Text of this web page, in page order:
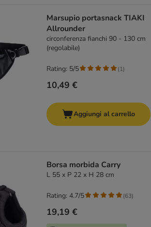
Marsupio portasnack TIAKI
Allrounder
circonferenza fianchi 90 - 130 cm
(regolabile)
10,49 €
Rating: 5/5 (1)
Aggiungi al carrello
Borsa morbida Carry
L 55 x P 22 x H 28 cm
19,19 €
Rating: 4.7/5 (63)